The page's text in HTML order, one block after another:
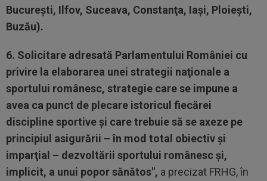
Bucureşti, Ilfov, Suceava, Constanţa, Iaşi, Ploieşti,
Buzău).
6. Solicitare adresată Parlamentului României cu
privire la elaborarea unei strategii naţionale a
sportului românesc, strategie care se impune a
avea ca punct de plecare istoricul fiecărei
discipline sportive şi care trebuie să se axeze pe
principiul asigurării – în mod total obiectiv şi
imparţial – dezvoltării sportului românesc şi,
implicit, a unui popor sănătos", a precizat FRHG, în